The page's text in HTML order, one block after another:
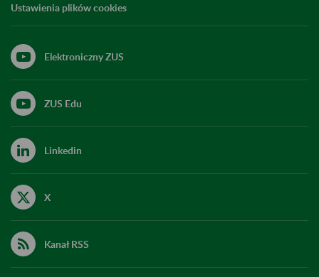
Ustawienia plików cookies
Elektroniczny ZUS
ZUS Edu
Linkedin
X
Kanał RSS